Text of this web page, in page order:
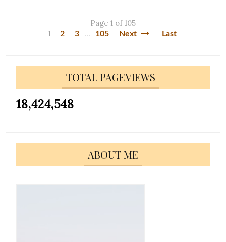
Page 1 of 105
1
2 3 ... 105 Next Last
TOTAL PAGEVIEWS
18,424,548
ABOUT ME